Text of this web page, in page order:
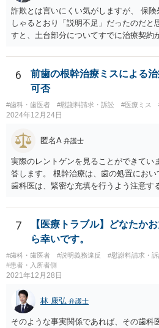
かは、職場での人間関係など気になる点
か労基署へ一度ご相談いただくと安心だ
妊娠、出産等を理由とする不利益取扱
は、女性労働者が婚姻し、妊娠し、又は
て予定する定めをしてはならない。 ２
したことを理由として、解雇してはな
用する女性労働者が妊娠したこと、出
二十二年法律第四十九号）第六十五条第
し、又は同項若しくは同条第二項の規定
の妊娠又は出産に関する事由であつて厚
はならない。 ４ 妊娠中の女性労働者及
該解雇が前項に規定する事由を理由とす
ときは、この限りでない。
詐欺とは言いにくい気がしますが、 保
しゃるとおり「説明不足」だったのだと
すと、土台部分についてすでに治療契約
させることができます。 消費者契約法
ています。 いくつか該当しそうな取消
台と被せ物の治療は通常同じ歯科で行
４０万円もかかるというのは 治療費と
益なる事実の不告知があった認められる
４０万円もかかるとは夢にも思わなかっ
益事実の不告知を理由とした取消権を主
あります（消費者契約法４条２項）。 ②
ついて虚偽の説明があったのであれば、
えられます（消費者契約法４条１項１
中、抗らうことが困難な状態で保険外治
であれば、最近（令和５年６月１日）
困難場所（たとえば、待合から診察台へ
契約したという類型の取消権（改正消費
える可能性があります。 一旦、書面で
行使するので払えないという 通知をし
す。 その他、消費生活センターに相談し
手かもしれません。
6
前歯の根幹治療ミスによる
可否
#歯科・歯医者 #慰謝料請求・訴訟 #医療ミス
2024年12月24日
匿名A 弁護士
実際のレントゲンを見ることができてい
答します。 根幹治療は、歯の処置におい
歯科医は、緊密な充填を行うよう注意す
号事件） 当該義務に違反した場合、診
基づく損害賠償請求の可能性が生じま
謝料といった形での請求になろうかと思
7
【医療トラブル】どなたか
ら幸いです。
#歯科・歯医者 #説明義務違反 #慰謝料請求・
#患者・入所者側
2021年12月28日
林 康弘 弁護士
そのような事実関係であれば、その歯科